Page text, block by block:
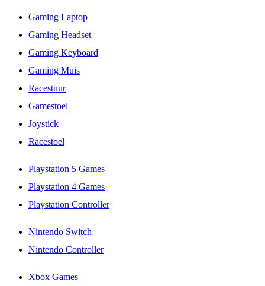
Gaming Laptop
Gaming Headset
Gaming Keyboard
Gaming Muis
Racestuur
Gamestoel
Joystick
Racestoel
Playstation 5 Games
Playstation 4 Games
Playstation Controller
Nintendo Switch
Nintendo Controller
Xbox Games